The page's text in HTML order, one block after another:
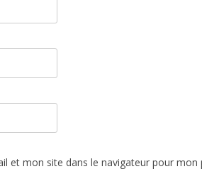
et mon site dans le navigateur pour mon